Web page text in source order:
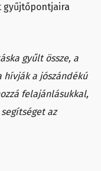
gyűjtőpontjaira
gyűlt össze, a
a jószándékú
felajánlásukkal,
az